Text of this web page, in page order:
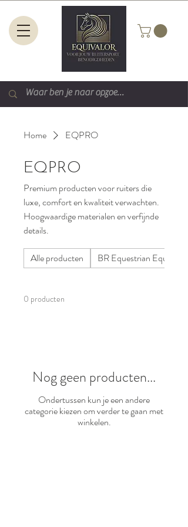
Home EQPRO
EQPRO
Premium producten voor ruiters die
luxe, comfort en kwaliteit verwachten.
Hoogwaardige materialen en verfijnde
details.
Alle producten BR Equestrian Equipment
0 producten
Nog geen producten...
Ondertussen kun je een andere
categorie kiezen om verder te gaan met
winkelen.